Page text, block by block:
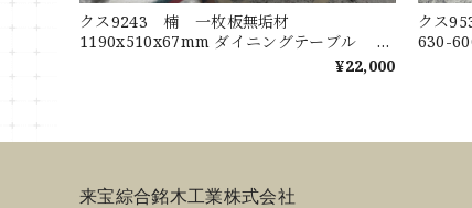
クス9243 楠 一枚板無垢材
1190x510x67mm ダイニングテーブル ロ
ーテーブル センターテーブル 天板 樟
¥22,000
クス
630-
ル
来宝綜合銘木工業株式会社